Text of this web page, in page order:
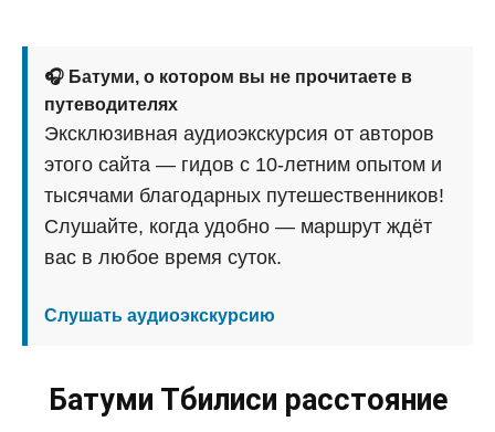
🎧 Батуми, о котором вы не прочитаете в
путеводителях
Эксклюзивная аудиоэкскурсия от авторов
этого сайта — гидов с 10-летним опытом и
тысячами благодарных путешественников!
Слушайте, когда удобно — маршрут ждёт
вас в любое время суток.
Слушать аудиоэкскурсию
Батуми Тбилиси расстояние